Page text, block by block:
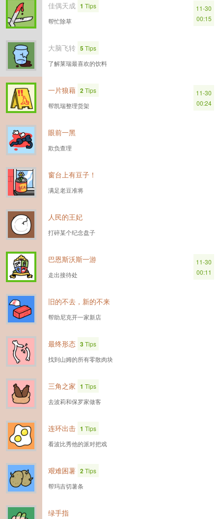
佳偶天成 1 Tips
帮忙除草
11-30
00:15
大脑飞转 5Tips
了解莱瑞最喜欢的饮料
一片狼藉 2Tips
帮凯瑞整理货架
11-30
00:24
眼前一黑
欺负查理
窗台上有豆子！
满足老豆准将
人民的王妃
打碎某个纪念盘子
巴恩斯沃斯一游
走出接待处
11-30
00:11
旧的不去，新的不来
帮助尼克开一家新店
最终形态 3Tips
找到山姆的所有零散肉块
三角之家 1 Tips
去波莉和保罗家做客
连环出击 1 Tips
看波比秀他的派对把戏
艰难困薯 2Tips
帮玛吉切薯条
绿手指